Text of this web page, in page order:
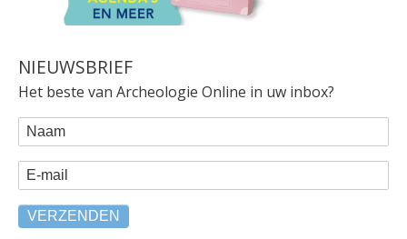
NIEUWSBRIEF
Het beste van Archeologie Online in uw inbox?
WEBFORM
Naam
E-mail